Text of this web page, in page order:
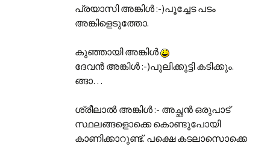
പ്രയാസി അങ്കിള്‍‌ :-)പൂച്ചേട പടം
അങ്കിളെടുത്തോ.
കുഞ്ഞായി അങ്കിള്‍‌
ദേവന്‍ അങ്കിള്‍‌ :-)പുലിക്കുട്ടി കടിക്കും.
ങ്ങാ…
ശ്രീലാല്‍ അങ്കിള്‍‌ :- അച്ഛന്‍ ഒരുപാട്
സ്ഥലങ്ങളൊക്കെ കൊണ്ടുപോയി
കാണിക്കാറുണ്ട്. പക്ഷെ കടലാസൊക്കെ